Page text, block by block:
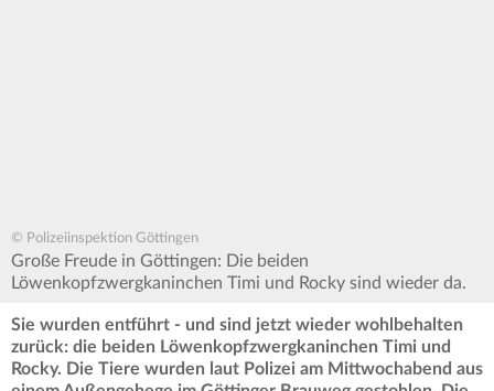
© Polizeiinspektion Göttingen
Große Freude in Göttingen: Die beiden
Löwenkopfzwergkaninchen Timi und Rocky sind wieder da.
Sie wurden entführt - und sind jetzt wieder wohlbehalten
zurück: die beiden Löwenkopfzwergkaninchen Timi und
Rocky. Die Tiere wurden laut Polizei am Mittwochabend aus